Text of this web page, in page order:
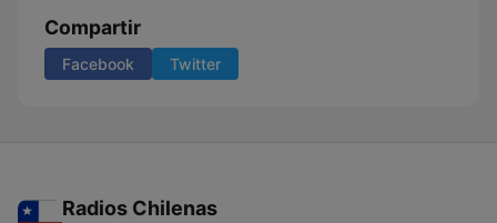
Compartir
Facebook Twitter
Radios Chilenas